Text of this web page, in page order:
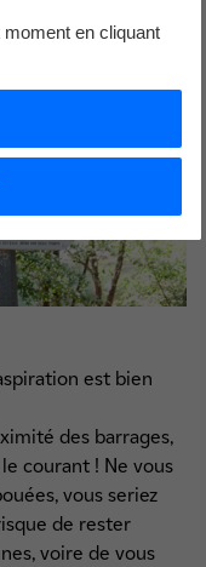
est bien
des barrages,
courant ! Ne vous
vous seriez
de rester
voire de vous
en cliquant